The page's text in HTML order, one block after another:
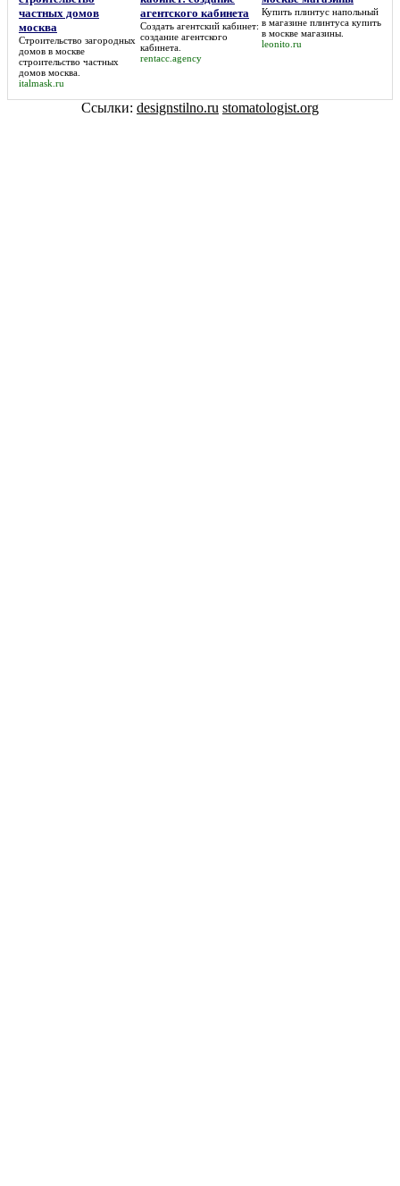
частных домов
москва
Строительство загородных
домов в москве
строительство частных
домов москва
italmask.ru
агентского кабинета
Создать агентский кабинет:
создание агентского
кабинета
rentacc.agency
Купить плинтус напольный
в магазине плинтуса купить
в москве магазины
leonito.ru
Ссылки: designstilno.ru stomatologist.org